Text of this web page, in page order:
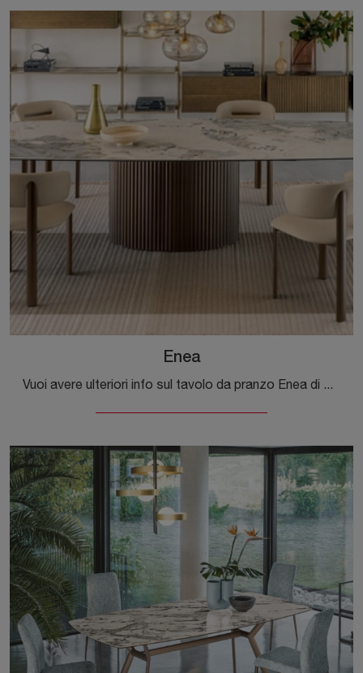
Enea
Vuoi avere ulteriori info sul tavolo da pranzo Enea di Riflessi? Clicca e scopri di più sui modelli fissi della marca.